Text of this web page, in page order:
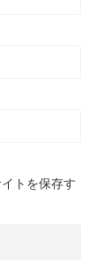
トを保存す